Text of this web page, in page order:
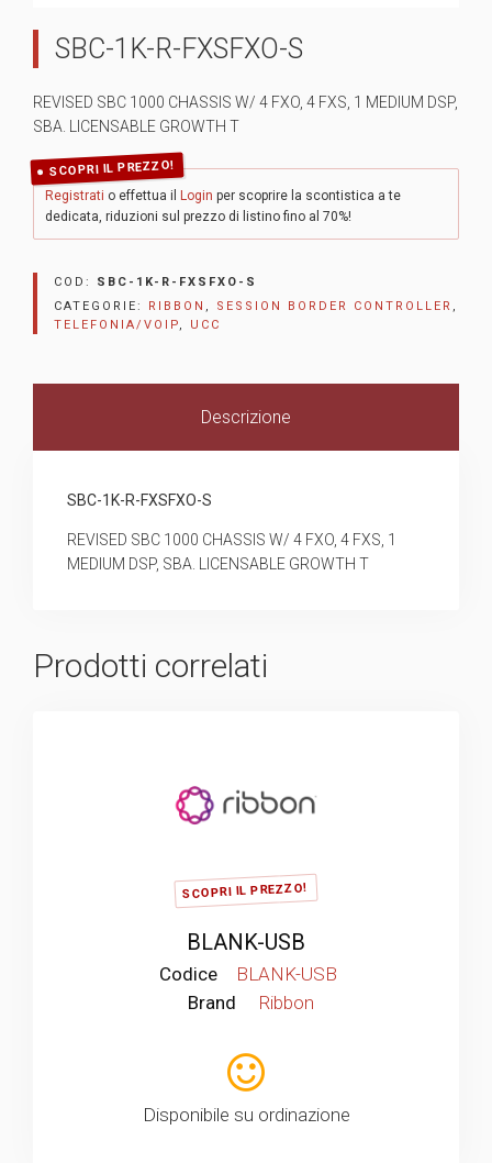
SBC-1K-R-FXSFXO-S
REVISED SBC 1000 CHASSIS W/ 4 FXO, 4 FXS, 1 MEDIUM DSP,
SBA. LICENSABLE GROWTH T
SCOPRI IL PREZZO!
Registrati o effettua il Login per scoprire la scontistica a te
dedicata, riduzioni sul prezzo di listino fino al 70%!
COD: SBC-1K-R-FXSFXO-S
CATEGORIE: RIBBON , SESSION BORDER CONTROLLER ,
TELEFONIA/VOIP, UCC
Descrizione
SBC-1K-R-FXSFXO-S
REVISED SBC 1000 CHASSIS W/ 4 FXO, 4 FXS, 1
MEDIUM DSP, SBA. LICENSABLE GROWTH T
Prodotti correlati
SCOPRI IL PREZZO!
BLANK-USB
Codice
BLANK-USB
Brand
Ribbon
Disponibile su ordinazione